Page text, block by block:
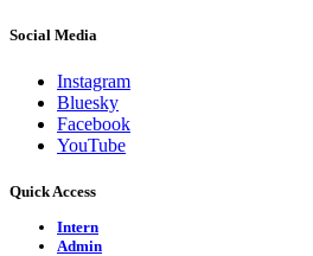
Social Media
Instagram
Bluesky
Facebook
YouTube
Quick Access
Intern
Admin